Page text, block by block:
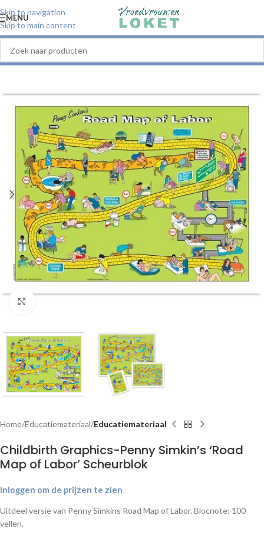
Skip to navigation
Skip to main content
MENU
Home Educatiemateriaal Educatiemateriaal
Childbirth Graphics-Penny Simkin’s ‘Road
Map of Labor’ Scheurblok
Inloggen om de prijzen te zien
Uitdeel versie van Penny Simkins Road Map of Labor. Blocnote: 100
vellen.